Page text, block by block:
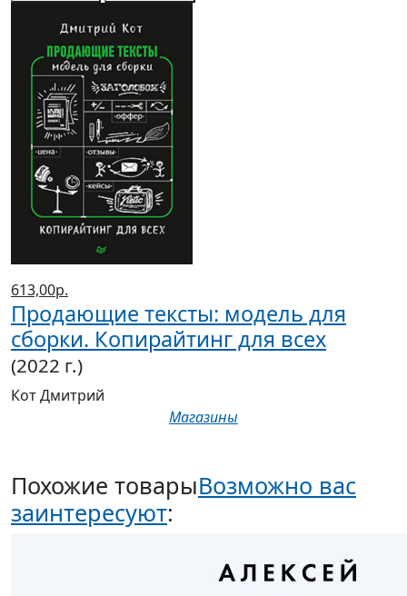
613,00р.
Продающие тексты: модель для
сборки. Копирайтинг для всех
(2022 г.)
Кот Дмитрий
Магазины
Похожие товарыВозможно вас
заинтересуют: